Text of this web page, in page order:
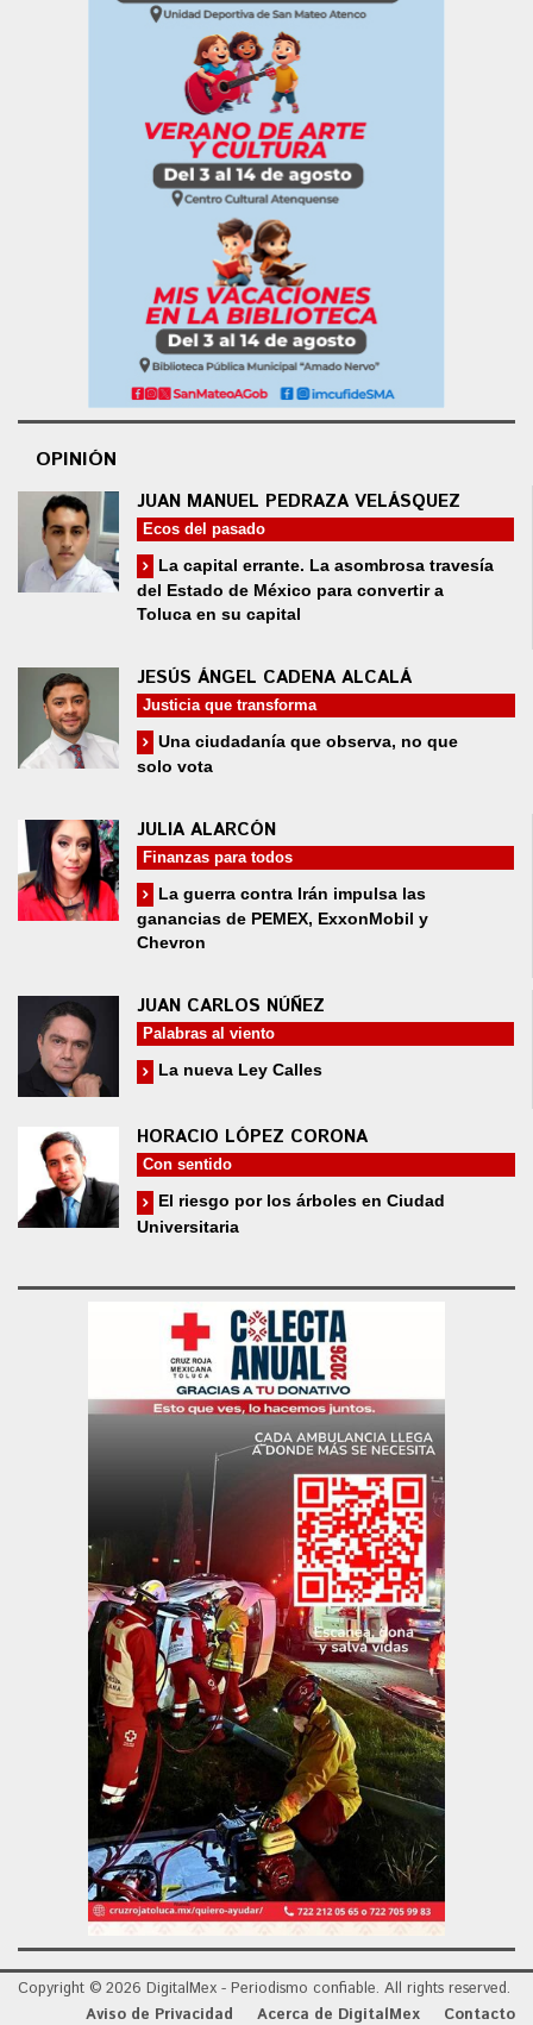
OPINIÓN
JUAN MANUEL PEDRAZA VELÁSQUEZ
Ecos del pasado
La capital errante. La asombrosa travesía
del Estado de México para convertir a
Toluca en su capital
JESÚS ÁNGEL CADENA ALCALÁ
Justicia que transforma
Una ciudadanía que observa, no que
solo vota
JULIA ALARCÓN
Finanzas para todos
La guerra contra Irán impulsa las
ganancias de PEMEX, ExxonMobil y
Chevron
JUAN CARLOS NÚÑEZ
Palabras al viento
La nueva Ley Calles
HORACIO LÓPEZ CORONA
Con sentido
El riesgo por los árboles en Ciudad
Universitaria
Copyright © 2026 DigitalMex - Periodismo confiable. All rights reserved.
Aviso de Privacidad
Acerca de DigitalMex Contacto